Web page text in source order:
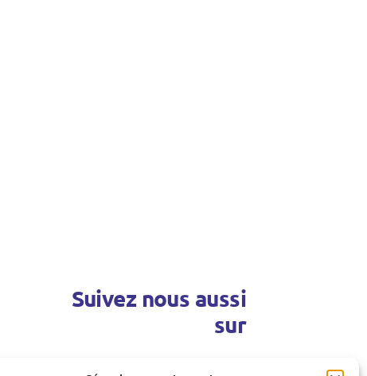
Suivez nous aussi
sur